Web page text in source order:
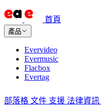
首頁
產品
Evervideo
Evermusic
Flacbox
Evertag
部落格 文件 支援 法律資訊